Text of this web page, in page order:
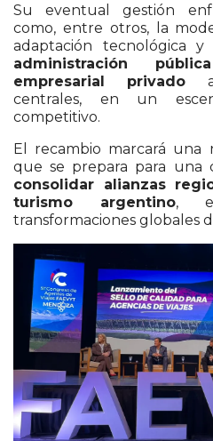
Su eventual gestión
como, entre otros, la
adaptación tecnológica y
administración
empresarial privado
centrales, en un
competitivo.
El recambio marcará una
que se prepara para una
consolidar alianzas
turismo argentino,
transformaciones globales